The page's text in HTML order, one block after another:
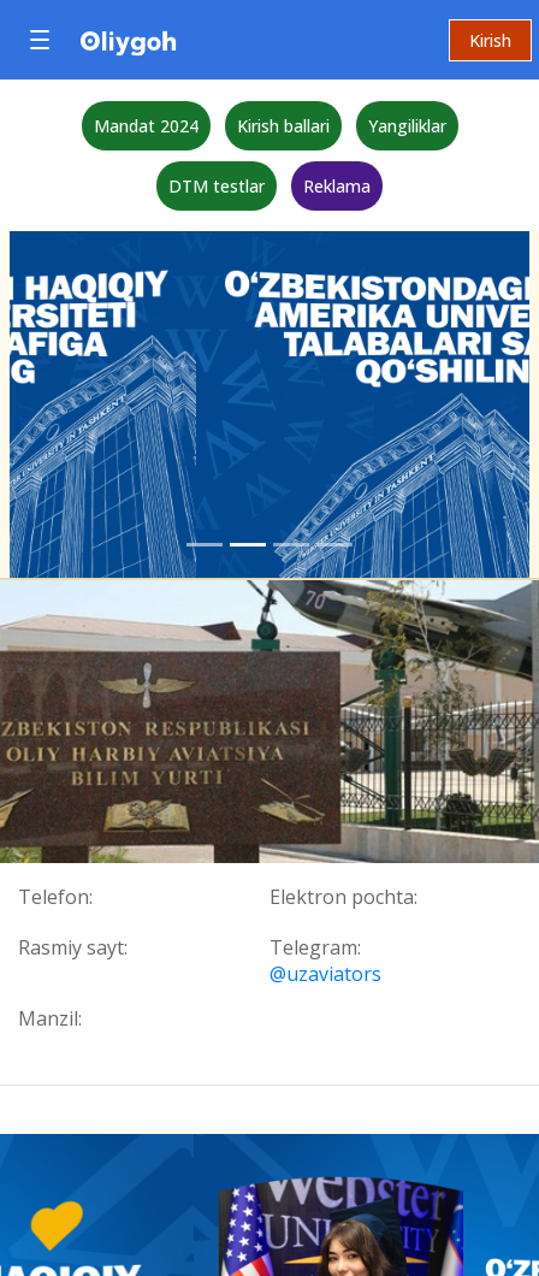
Kirish
Mandat 2024 Kirish ballari Yangiliklar
DTM testlar Reklama
Telefon:
Elektron pochta:
Rasmiy sayt:
Telegram:
@uzaviators
Manzil: